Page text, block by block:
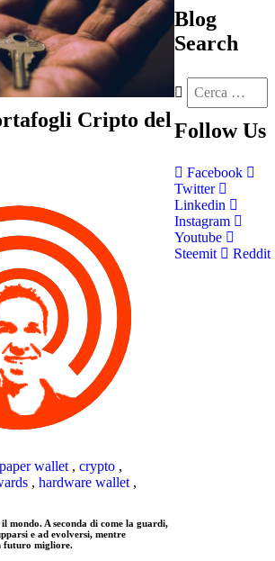
Cripto del
paper wallet , crypto ,
, hardware wallet ,
mondo. A seconda di come la guardi,
e ad evolversi, mentre
futuro migliore.
Blog
Search
Follow Us
Facebook
Twitter
Linkedin
Instagram
Youtube
Steemit
Reddit